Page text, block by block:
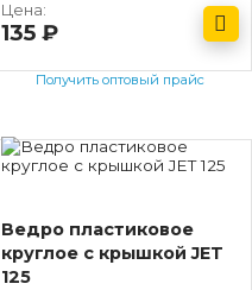
Цена:
135
Получить оптовый прайс
Ведро пластиковое
круглое с крышкой JET
125